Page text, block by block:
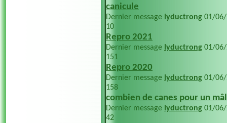
canicule
Dernier message lyductrong 01/
10
Repro 2021
Dernier message lyductrong 01/
151
Repro 2020
Dernier message lyductrong 01/
158
combien de canes pour un
Dernier message lyductrong 01/
42